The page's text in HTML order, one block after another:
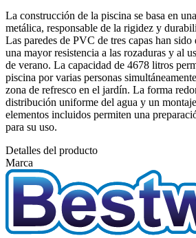
La construcción de la piscina se basa en
metálica, responsable de la rigidez y
Las paredes de PVC de tres capas han sido
una mayor resistencia a las rozaduras y al
de verano. La capacidad de 4678 litros
piscina por varias personas
zona de refresco en el jardín. La forma
distribución uniforme del agua y un
elementos incluidos permiten una
para su uso.
Detalles del producto
Marca